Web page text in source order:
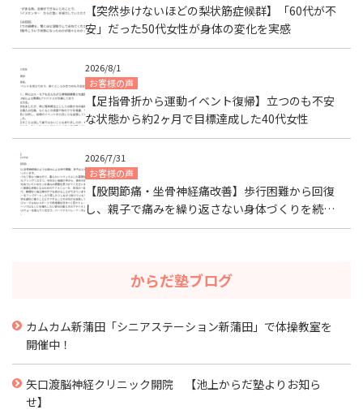
【突然歩けないほどの梨状筋症候群】「60代が不
安」だった50代女性が身体の変化を実感
2026/8/1
お客様の声
【足指骨折から運動イベント復帰】立つのも不安
な状態から約2ヶ月で目標達成した40代女性
2026/7/31
お客様の声
【股関節痛・坐骨神経痛改善】歩行困難から回復
し、親子で痛みを繰り返さない身体づくりを続け
る40代女性【大田区山王】
からだ塾ブログ
カムカム新蒲田「シニアステーション新蒲田」で体操教室を
開催中！
矢口渡脳神経クリニック開院 【池上からだ塾よりお知ら
せ】